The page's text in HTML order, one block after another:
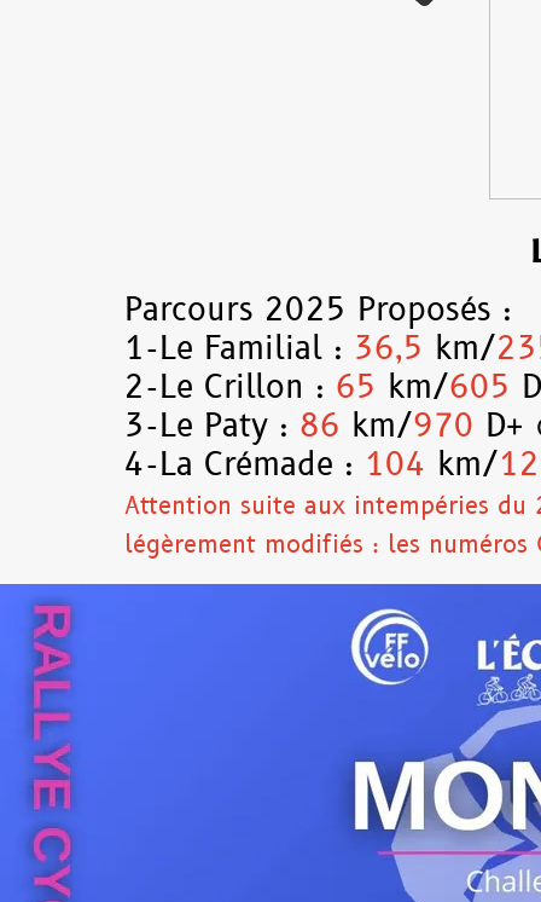
Parcours 2025 Proposés :
1-Le Familial : 36,5 km/
2-Le Crillon : 65 km/605
3-Le Paty : 86 km/970 D+
4-La Crémade : 104 km/
Attention suite aux intempéries
légèrement modifiés : les